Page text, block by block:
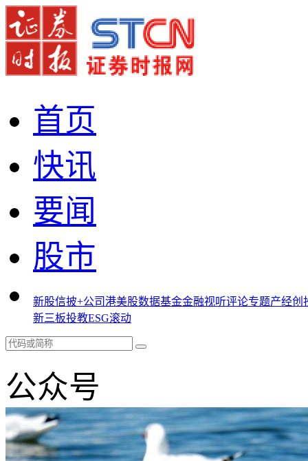
首页
快讯
要闻
股市
新股信披+公司港美股数据基金金融视听评论专题产经创
新三板投教ESG滚动
公众号